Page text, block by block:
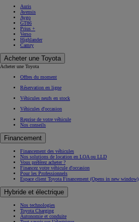
Auris
Avensis
Aygo
GT86
Prius +
Verso
Highlander
Camry
Acheter une Toyota
Acheter une Toyota
Offres du moment
Réservation en ligne
Véhicules neufs en stock
Véhicules d'occasion
Reprise de votre véhicule
Nos conseils
Financement
Financement des véhicules
Nos solutions de location en LOA ou LLD
Vous préférez acheter ?
Financez votre véhicule d'occasion
Pour les Professionnels
Espace client Toyota Financement (Opens in new window)
Hybride et électrique
Nos technologies
Toyota Charging
Autonomie et conduite